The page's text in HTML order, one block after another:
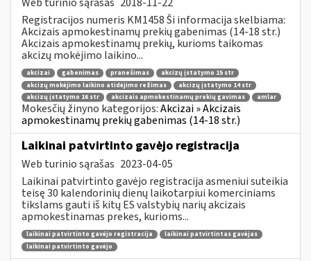
Registracijos numeris KM1458 Ši informacija skelbiama:
Akcizais apmokestinamų prekių gabenimas (14-18 str.)
Akcizais apmokestinamų prekių, kurioms taikomas
akcizų mokėjimo laikino...
akcizai gabenimas pranešimas
akcizų įstatymo 15 str
akcizų mokėjimo laikino atidėjimo režimas
akcizų įstatymo 14 str
akcizų įstatymo 16 str
akcizais apmokestinamų prekių gavimas amlar
Mokesčių žinyno kategorijos:Akcizai » Akcizais
apmokestinamų prekių gabenimas (14-18 str.)
Laikinai patvirtinto gavėjo registracija
Web turinio sąrašas 2023-04-05
Laikinai patvirtinto gavėjo registracija asmeniui suteikia
teisę 30 kalendorinių dienų laikotarpiui komerciniams
tikslams gauti iš kitų ES valstybių narių akcizais
apmokestinamas prekes, kurioms...
laikinai patvirtinto gavėjo registracija
laikinai patvirtintas gavėjas
laikinai patvirtinto gavėjo